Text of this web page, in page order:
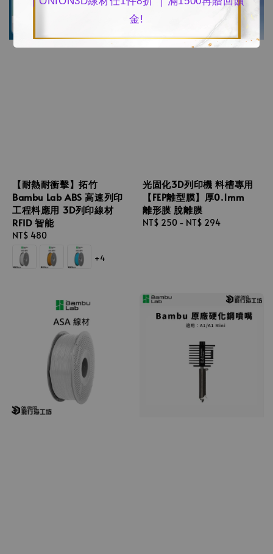
金!
【耐熱耐衝擊】拓竹
Bambu Lab ABS 高速列印
工程料應用 3D列印線材
RFID 智能
Regular
price
NT$ 480
+4
光固化3D列印機 料槽專用
【FEP離型膜】厚0.1mm
離形膜 脫離膜
Regular
NT$ 250 - NT$ 294